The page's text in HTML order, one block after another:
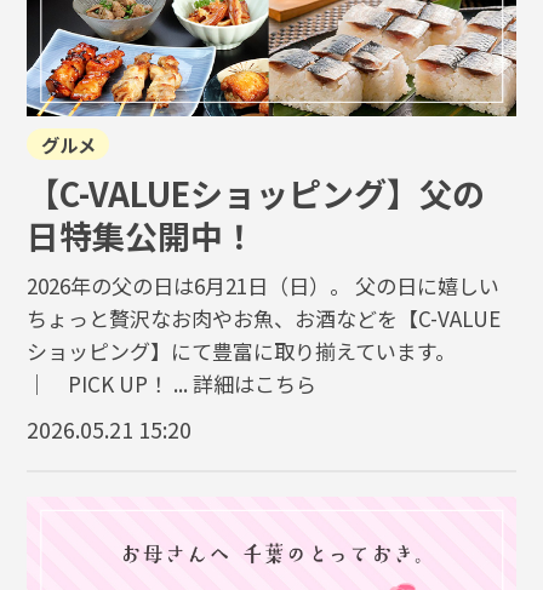
グルメ
【C-VALUEショッピング】父の
日特集公開中！
2026年の父の日は6月21日（日）。 父の日に嬉しい
ちょっと贅沢なお肉やお魚、お酒などを【C-VALUE
ショッピング】にて豊富に取り揃えています。
｜ PICK UP！ ...詳細はこちら
2026.05.21 15:20